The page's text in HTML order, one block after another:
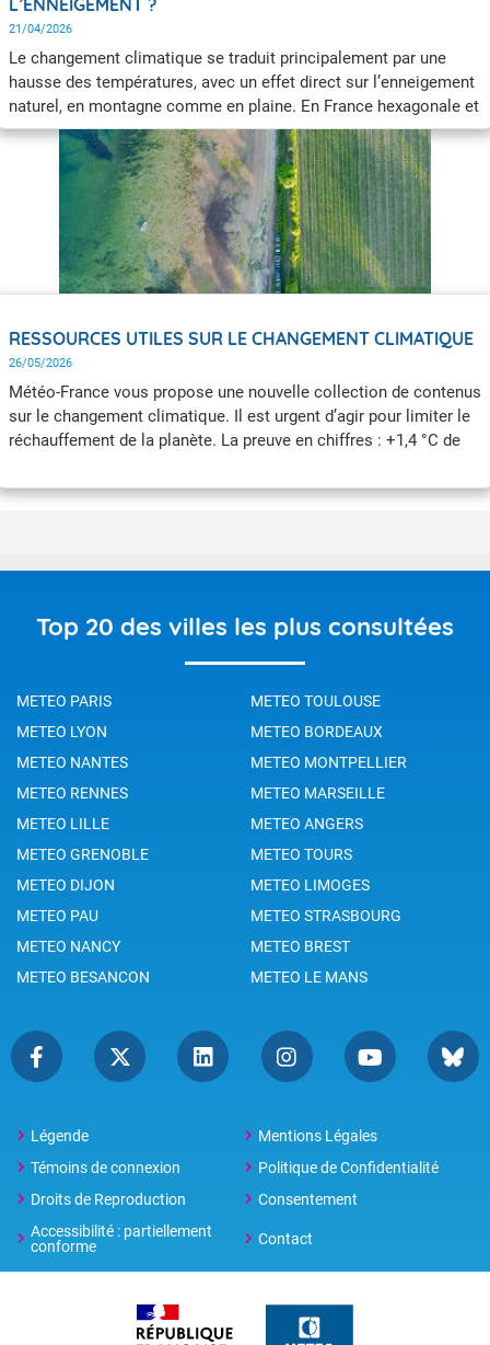
L’ENNEIGEMENT ?
21/04/2026
Le changement climatique se traduit principalement par une
hausse des températures, avec un effet direct sur l’enneigement
naturel, en montagne comme en plaine. En France hexagonale et
en Corse, il y aura de moins en moins d’hivers enneigés, avec
d’importantes conséquences sur la faune et la flore de
montagne, les ressources en eau, les paysages de montagne et
les activités économiques qui en dépendent.
RESSOURCES UTILES SUR LE CHANGEMENT CLIMATIQUE
26/05/2026
Météo-France vous propose une nouvelle collection de contenus
sur le changement climatique. Il est urgent d’agir pour limiter le
réchauffement de la planète. La preuve en chiffres : +1,4 °C de
Europe (+2,3 °C) et +1,9 °C pour la France hexagonale et la
Top 20 des villes les plus consultées
METEO PARIS
METEO TOULOUSE
METEO LYON
METEO BORDEAUX
METEO NANTES
METEO MONTPELLIER
METEO RENNES
METEO MARSEILLE
METEO LILLE
METEO ANGERS
METEO GRENOBLE
METEO TOURS
METEO DIJON
METEO LIMOGES
METEO PAU
METEO STRASBOURG
METEO NANCY
METEO BREST
METEO BESANCON
METEO LE MANS
Légende
Mentions Légales
Témoins de connexion
Politique de Confidentialité
Droits de Reproduction
Consentement
Accessibilité : partiellement
conforme
Contact